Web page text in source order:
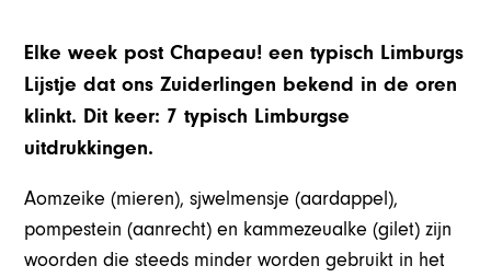
Elke week post Chapeau! een typisch Limburgs
Lijstje dat ons Zuiderlingen bekend in de oren
klinkt. Dit keer: 7 typisch Limburgse
uitdrukkingen.
Aomzeike (mieren), sjwelmensje (aardappel),
pompestein (aanrecht) en kammezeualke (gilet) zijn
woorden die steeds minder worden gebruikt in het